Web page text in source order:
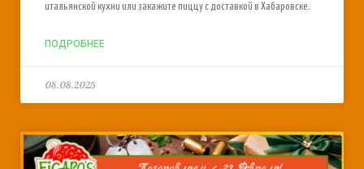
итальянской кухни или закажите пиццу с доставкой в Хабаровске.
ПОДРОБНЕЕ
08.08.2025